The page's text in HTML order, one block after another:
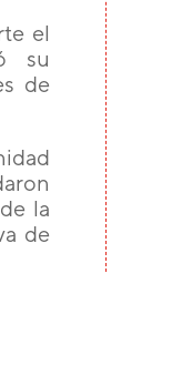
el
su
de
la
de